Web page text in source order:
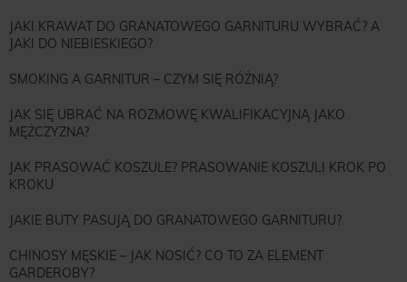
JAKI KRAWAT DO GRANATOWEGO GARNITURU WYBRAĆ? A
JAKI DO NIEBIESKIEGO?
SMOKING A GARNITUR – CZYM SIĘ RÓŻNIĄ?
JAK SIĘ UBRAĆ NA ROZMOWĘ KWALIFIKACYJNĄ JAKO
MĘŻCZYZNA?
JAK PRASOWAĆ KOSZULE? PRASOWANIE KOSZULI KROK PO
KROKU
JAKIE BUTY PASUJĄ DO GRANATOWEGO GARNITURU?
CHINOSY MĘSKIE – JAK NOSIĆ? CO TO ZA ELEMENT
GARDEROBY?